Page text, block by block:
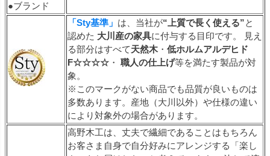
●ブランド
「Sty基準」 は、当社が“上質で長く使える”と
認めた 大川産の家具に付与する目印です。 見え
る部分はすべて天然木 ・ 低ホルムアルデヒド
F☆☆☆☆ ・ 職人の仕上げ等を満たす製品が対
象。
※このマークがない商品でも品質が良いものは
多数あります。産地（大川以外）や仕様の違い
により対象外の場合があります。
高野木工は、丈夫で繊細であることはもちろん
お客さま自身で自分好みにアレンジする「楽し